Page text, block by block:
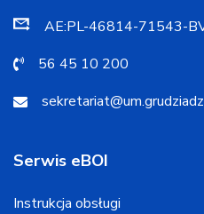
AE:PL-46814-71543-
56 45 10 200
Serwis eBOI
Instrukcja obsługi